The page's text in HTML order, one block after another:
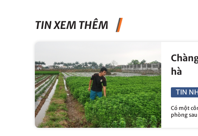
TIN XEM THÊM
hà
TIN
Có một
phòng